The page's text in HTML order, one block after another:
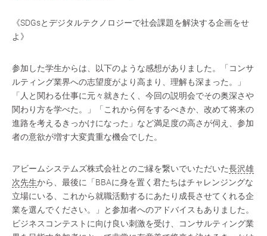
《SDGsとデジタルテクノロジーで社会課題を解決する企画をせ
よ》
参加した学生からは、以下のような感想がありました。「コンサ
ルティング業界への志望度がより高まり、理解も深まった。」
「人と関わる仕事に元々就きたく、今回の説明会でその奥深さや
関わり方を学べた。」「これから何をするべきか、改めて将来の
進路を考えるきっかけになった」など満足度の高さが伺え、参加
者の意欲が増す大変貴重な機会でした。
アビームシステムズ株式会社とのご縁を繋いでいただいた長沢雄
次先生から、最後に「BBAに身を置く君たちはチャレンジングな
立場にいる、これから就職活動するにあたり成長させてくれる企
業を選んでください。」と参加者へのアドバイスもありました。
ビジネスコンテストに向け良い刺激を受け、コンサルティング業